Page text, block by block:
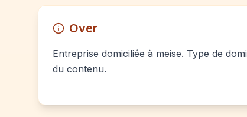
Over
Entreprise domiciliée à meise. Type de
du contenu.